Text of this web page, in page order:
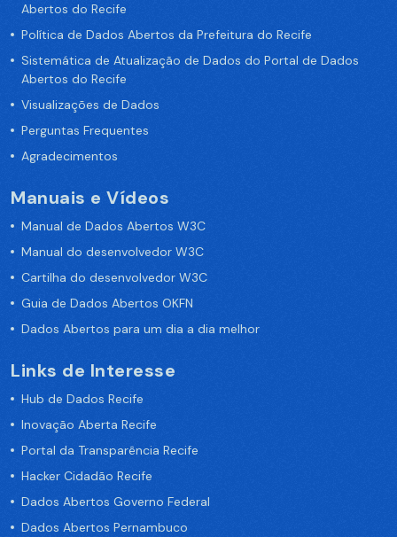
Abertos do Recife
Política de Dados Abertos da Prefeitura do Recife
Sistemática de Atualização de Dados do Portal de Dados
Abertos do Recife
Visualizações de Dados
Perguntas Frequentes
Agradecimentos
Manuais e Vídeos
Manual de Dados Abertos W3C
Manual do desenvolvedor W3C
Cartilha do desenvolvedor W3C
Guia de Dados Abertos OKFN
Dados Abertos para um dia a dia melhor
Links de Interesse
Hub de Dados Recife
Inovação Aberta Recife
Portal da Transparência Recife
Hacker Cidadão Recife
Dados Abertos Governo Federal
Dados Abertos Pernambuco